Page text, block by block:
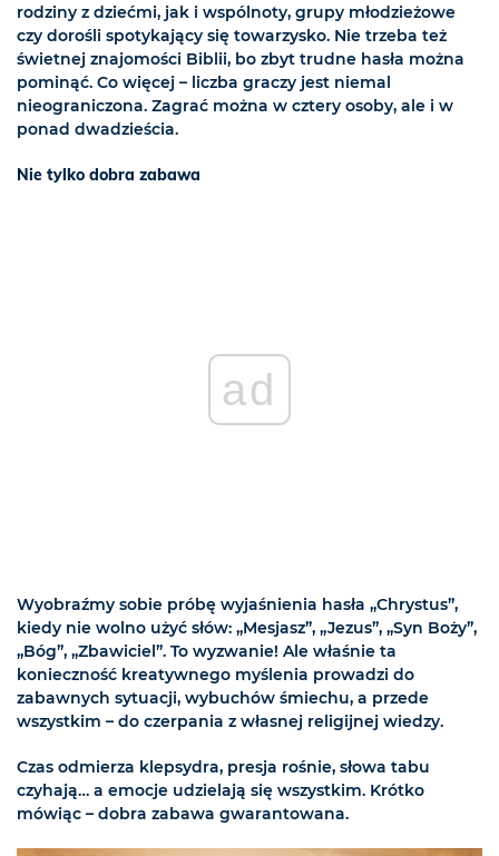
rodziny z dziećmi, jak i wspólnoty, grupy młodzieżowe
czy dorośli spotykający się towarzysko. Nie trzeba też
świetnej znajomości Biblii, bo zbyt trudne hasła można
pominąć. Co więcej – liczba graczy jest niemal
nieograniczona. Zagrać można w cztery osoby, ale i w
ponad dwadzieścia.
Nie tylko dobra zabawa
ad
Wyobraźmy sobie próbę wyjaśnienia hasła „Chrystus”,
kiedy nie wolno użyć słów: „Mesjasz”, „Jezus”, „Syn Boży”,
„Bóg”, „Zbawiciel”. To wyzwanie! Ale właśnie ta
konieczność kreatywnego myślenia prowadzi do
zabawnych sytuacji, wybuchów śmiechu, a przede
wszystkim – do czerpania z własnej religijnej wiedzy.
Czas odmierza klepsydra, presja rośnie, słowa tabu
czyhają… a emocje udzielają się wszystkim. Krótko
mówiąc – dobra zabawa gwarantowana.